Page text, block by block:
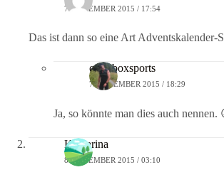
7. DEZEMBER 2015 / 17:54
Das ist dann so eine Art Adventskalender-
crossboxsports
7. DEZEMBER 2015 / 18:29
Ja, so könnte man dies auch nennen.
Katharina
8. DEZEMBER 2015 / 03:10